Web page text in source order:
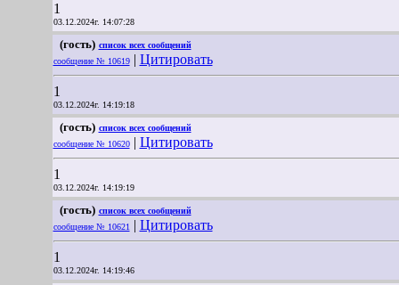
1
03.12.2024г. 14:07:28
(гость) список всех сообщений
сообщение № 10619| Цитировать
1
03.12.2024г. 14:19:18
(гость) список всех сообщений
сообщение № 10620| Цитировать
1
03.12.2024г. 14:19:19
(гость) список всех сообщений
сообщение № 10621
| Цитировать
1
03.12.2024г. 14:19:46